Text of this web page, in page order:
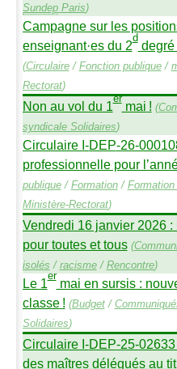
SundepParis)
Campagne sur les
enseignant·es du 2ddegré
(Circulaire/ Fonction publique/
Rectorat)
Non au vol du 1ermai ! (
syndicale Solidaires)
Circulaire I-DEP-26-
professionnelle pour
publique/ Formation/
Ministère-Rectorat)
Vendredi 16 janvier 2026
pour toutes et tous (
isolés / racisme/ Rencontre)
Le 1ermai en sursis :
classe ! (Budget/
Solidaires)
Circulaire I-DEP-25-
des maîtres délégués au